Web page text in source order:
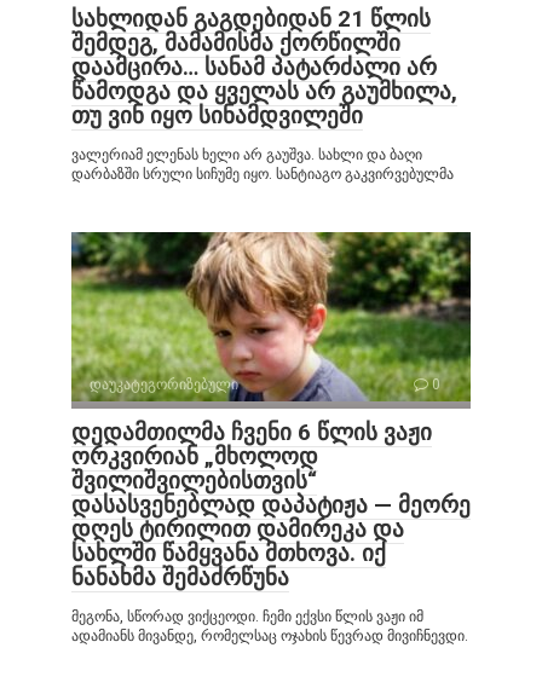
სახლიდან გაგდებიდან 21 წლის
შემდეგ, მამამისმა ქორწილში
დაამცირა… სანამ პატარძალი არ
წამოდგა და ყველას არ გაუმხილა,
თუ ვინ იყო სინამდვილეში
ვალერიამ ელენას ხელი არ გაუშვა. სახლი და ბაღი
დარბაზში სრული სიჩუმე იყო. სანტიაგო გაკვირვებულმა
დაუკატეგორიზებული 0
დედამთილმა ჩვენი 6 წლის ვაჟი
ორკვირიან „მხოლოდ
შვილიშვილებისთვის“
დასასვენებლად დაპატიჟა — მეორე
დღეს ტირილით დამირეკა და
სახლში წამყვანა მთხოვა. იქ
ნანახმა შემაძრწუნა
მეგონა, სწორად ვიქცეოდი. ჩემი ექვსი წლის ვაჟი იმ
ადამიანს მივანდე, რომელსაც ოჯახის წევრად მივიჩნევდი.